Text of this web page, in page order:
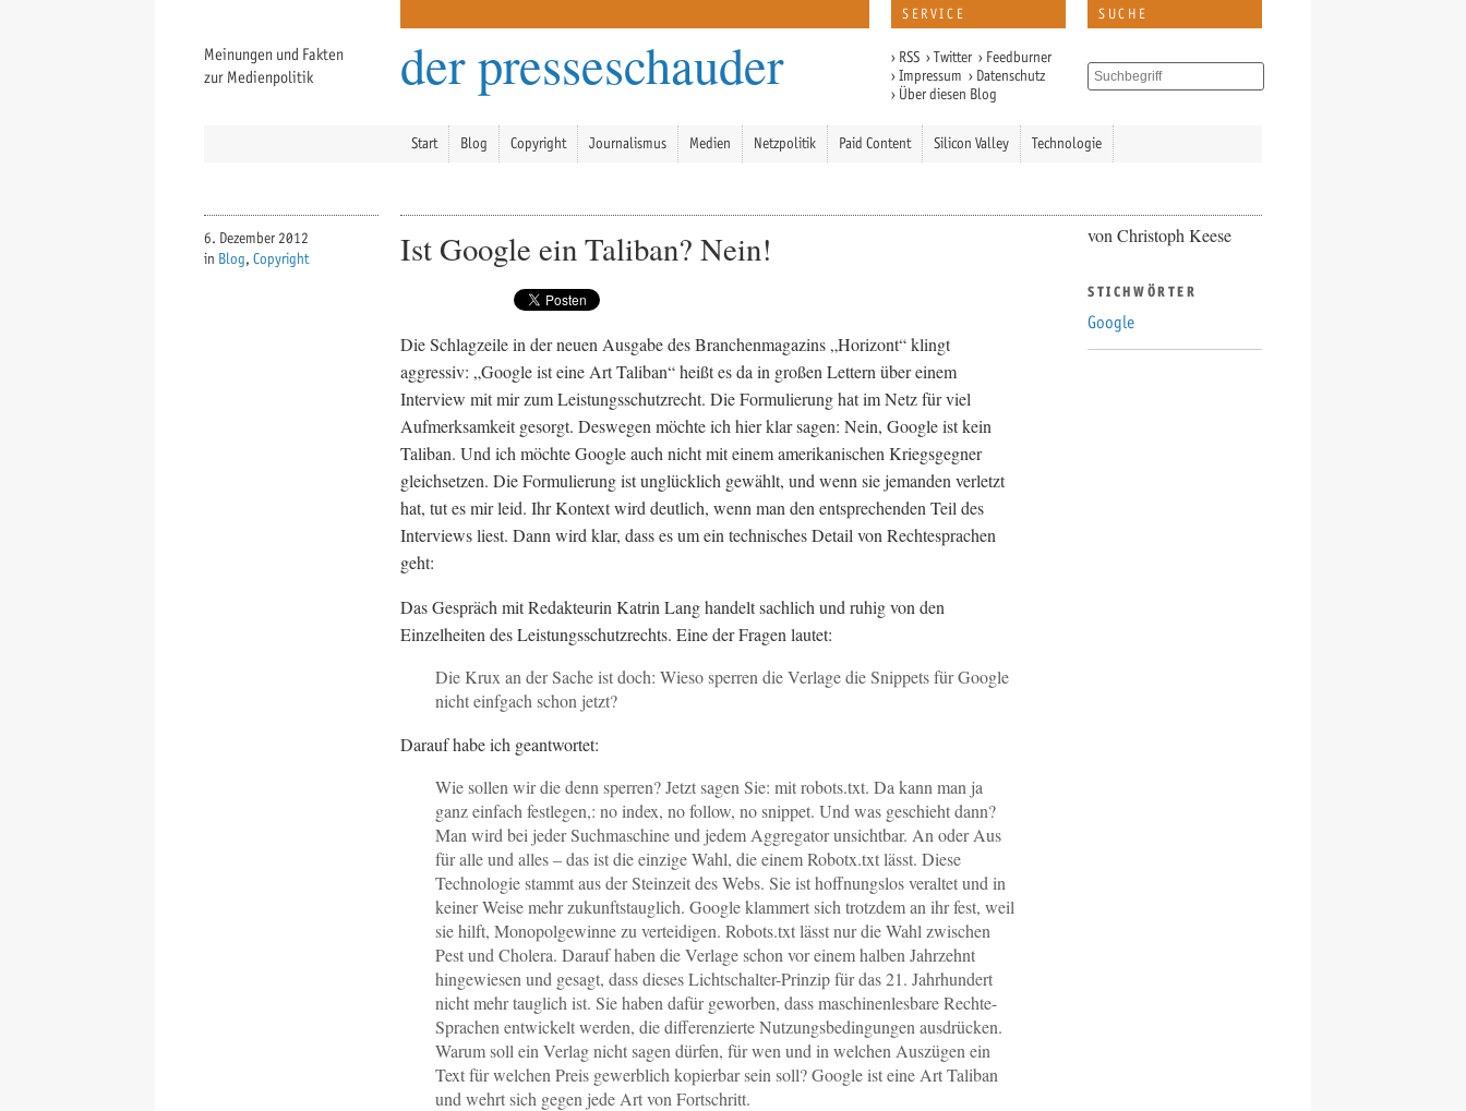
Meinungen und Fakten
zur Medienpolitik
der presseschauder
SERVICE
› RSS ›Twitter › Feedburner
›Impressum › Datenschutz
› Über diesen Blog
SUCHE
Start Blog Copyright Journalismus Medien Netzpolitik Paid Content Silicon Valley Technologie
6. Dezember 2012
in Blog, Copyright Ist Google ein Taliban? Nein!
Die Schlagzeile in der neuen Ausgabe des Branchenmagazins „Horizont“ klingt
aggressiv: „Google ist eine Art Taliban“ heißt es da in großen Lettern über einem
Interview mit mir zum Leistungsschutzrecht. Die Formulierung hat im Netz für viel
Aufmerksamkeit gesorgt. Deswegen möchte ich hier klar sagen: Nein, Google ist kein
Taliban. Und ich möchte Google auch nicht mit einem amerikanischen Kriegsgegner
gleichsetzen. Die Formulierung ist unglücklich gewählt, und wenn sie jemanden verletzt
hat, tut es mir leid. Ihr Kontext wird deutlich, wenn man den entsprechenden Teil des
Interviews liest. Dann wird klar, dass es um ein technisches Detail von Rechtesprachen
geht:
Das Gespräch mit Redakteurin Katrin Lang handelt sachlich und ruhig von den
Einzelheiten des Leistungsschutzrechts. Eine der Fragen lautet:
Die Krux an der Sache ist doch: Wieso sperren die Verlage die Snippets für Google
nicht einfgach schon jetzt?
Darauf habe ich geantwortet:
Wie sollen wir die denn sperren? Jetzt sagen Sie: mit robots.txt. Da kann man ja
ganz einfach festlegen,: no index, no follow, no snippet. Und was geschieht dann?
Man wird bei jeder Suchmaschine und jedem Aggregator unsichtbar. An oder Aus
für alle und alles – das ist die einzige Wahl, die einem Robotx.txt lässt. Diese
Technologie stammt aus der Steinzeit des Webs. Sie ist hoffnungslos veraltet und in
keiner Weise mehr zukunftstauglich. Google klammert sich trotzdem an ihr fest, weil
sie hilft, Monopolgewinne zu verteidigen. Robots.txt lässt nur die Wahl zwischen
Pest und Cholera. Darauf haben die Verlage schon vor einem halben Jahrzehnt
hingewiesen und gesagt, dass dieses Lichtschalter-Prinzip für das 21. Jahrhundert
nicht mehr tauglich ist. Sie haben dafür geworben, dass maschinenlesbare Rechte-
Sprachen entwickelt werden, die differenzierte Nutzungsbedingungen ausdrücken.
Warum soll ein Verlag nicht sagen dürfen, für wen und in welchen Auszügen ein
Text für welchen Preis gewerblich kopierbar sein soll? Google ist eine Art Taliban
und wehrt sich gegen jede Art von Fortschritt.
von Christoph Keese
STICHWÖRTER
Google